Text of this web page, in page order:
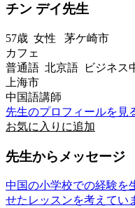
チン デイ先生
57歳 女性 茅ケ崎市
カフェ
普通語 北京語 ビジネス
上海市
中国語講師
先生のプロフィールを見
お気に入りに追加
先生からメッセージ
中国の小学校での経験を
せたレッスンを考えてい